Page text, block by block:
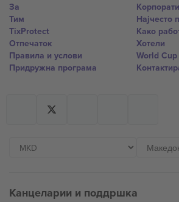
За
Тим
TixProtect
Отпечаток
Правила и услови
Придружна програма
Најчесто
Како
Хотели
World
Канцеларии и поддршка